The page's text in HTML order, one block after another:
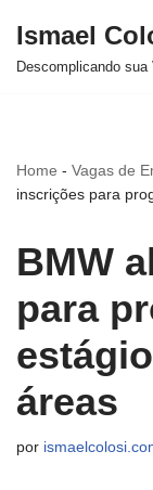
Avançar
Ismael
Descomplicando sua
Home - Vagas de
inscrições para
BMW
para
áreas
por